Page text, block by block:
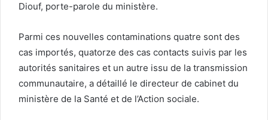
Diouf, porte-parole du ministère.
Parmi ces nouvelles contaminations quatre sont des
cas importés, quatorze des cas contacts suivis par les
autorités sanitaires et un autre issu de la transmission
communautaire, a détaillé le directeur de cabinet du
ministère de la Santé et de l’Action sociale.